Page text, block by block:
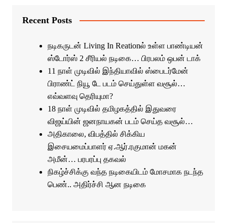
Recent Posts
நடிகருடன் Living In Reationல் உள்ள பாண்டியன்
ஸ்டோர்ஸ் 2 சீரியல் நடிகை… பிரபலம் ஒபன் டாக்
11 நாள் முடிவில் இந்தியாவில் ஸ்பைடர்மேன்
பிராண்ட் நியூ டே படம் செய்துள்ள வசூல்…
எவ்வளவு தெரியுமா?
18 நாள் முடிவில் தமிழகத்தில் இதுவரை
விஜய்யின் ஜனநாயகன் படம் செய்த வசூல்…
அதிகாலை, விபத்தில் சிக்கிய
இசையமைப்பாளர் ஏ.ஆர்.ரகுமான் மகன்
அமீன்… பரபரப்பு தகவல்
நிகழ்ச்சிக்கு வந்த நடிகையிடம் மோசமாக நடந்த
பெண்.. அதிர்ச்சி ஆன நடிகை